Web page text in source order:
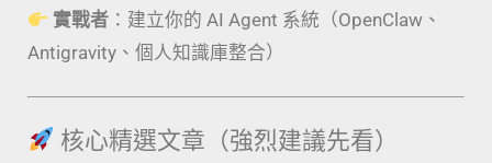
實戰者 ：建立你的 AI Agent 系統（OpenClaw、
Antigravity、個人知識庫整合）
核心精選文章（強烈建議先看）